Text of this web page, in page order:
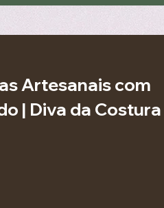
Artesanais com
| Diva da Costura